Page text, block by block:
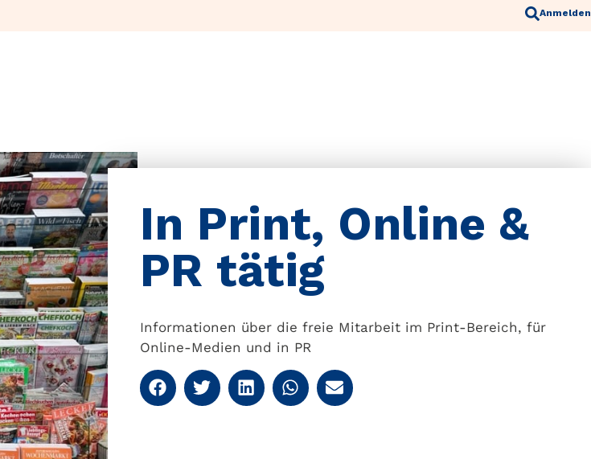
Anmelden
In Print, Online &
PR tätig
Informationen über die freie Mitarbeit im Print-Bereich, für
Online-Medien und in PR